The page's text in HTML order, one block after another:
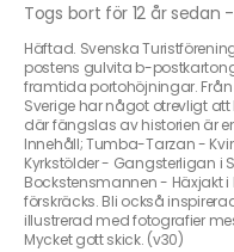
Togs bort för 12 år sedan -
Häftad. Svenska
postens gulvita b-
framtida portohöjningar.
Sverige har något otrevligt
där fängslas av historien är
Innehåll; Tumba-Tarzan -
Kyrkstölder - Gangsterligan i
Bockstensmannen - Häxjakt
förskräcks. Bli också
illustrerad med fotografier
Mycket gott skick. (v30)